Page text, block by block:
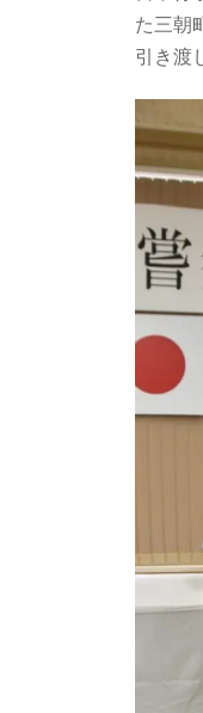
た三朝
引き渡